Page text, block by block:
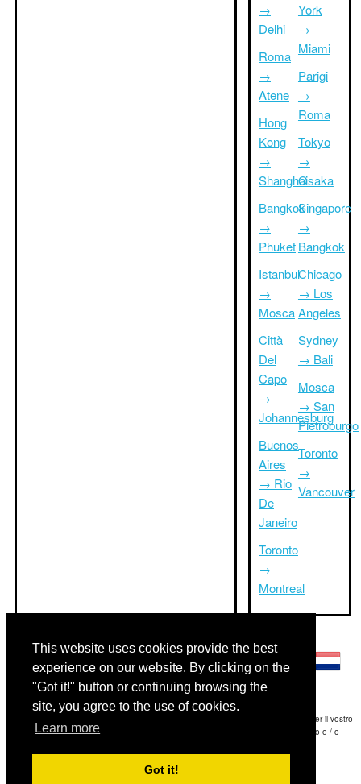
This website uses cookies provide the best
experience on our website. By clicking on the
"Got it!" button or continuing browsing the
site, you agree to the use of cookies.
Learn more
Got it!
→
Delhi
Roma
→
Atene
Hong
Kong
→
Shanghai
Bangkok
→
Phuket
Istanbul
→
Mosca
Città
Del
Capo
→
Johannesburg
Buenos
Aires
→ Rio
De
Janeiro
Toronto
→
Montreal
York
→
Miami
Parigi
→
Roma
Tokyo
→
Osaka
Singapore
→
Bangkok
Chicago
→ Los
Angeles
Sydney
→ Bali
Mosca
→ San
Pietroburgo
Toronto
→
Vancouver
Disclaimer: Le informazioni visualizzate su questo sito è la nostra migliore stima e per il vostro
riferimento soltanto.Triptimeto.com non è responsabile di eventuali ritardi viaggio e / o